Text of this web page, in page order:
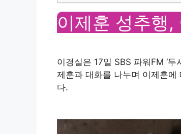
이제훈 성추행,
이경실은 17일 SBS 파워FM ‘두
제훈과 대화를 나누며 이제훈
다.